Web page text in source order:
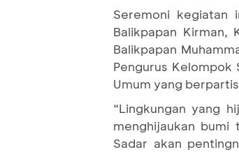
Seremoni kegiatan
Balikpapan Kirman,
Balikpapan
Pengurus Kelompok
Umum yang
“Lingkungan yang
menghijaukan bumi
Sadar akan